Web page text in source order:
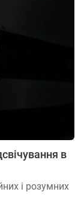
в
і розумних